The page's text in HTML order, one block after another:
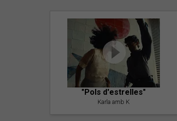
"Pols d'estrelles"
Karla amb K